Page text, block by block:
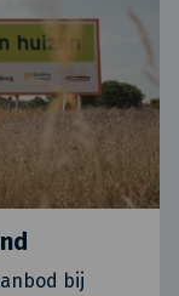
bij